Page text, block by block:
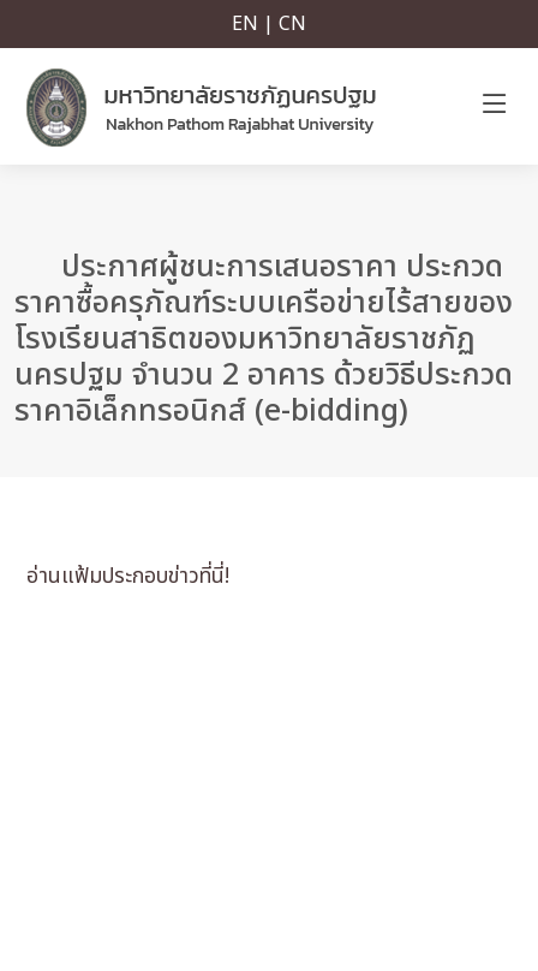
EN | CN
ประกาศผู้ชนะการเสนอราคา ประกวด
ราคาซื้อครุภัณฑ์ระบบเครือข่ายไร้สายของ
โรงเรียนสาธิตของมหาวิทยาลัยราชภัฏ
นครปฐม จำนวน 2 อาคาร ด้วยวิธีประกวด
ราคาอิเล็กทรอนิกส์ (e-bidding)
อ่านแฟ้มประกอบข่าวที่นี่!